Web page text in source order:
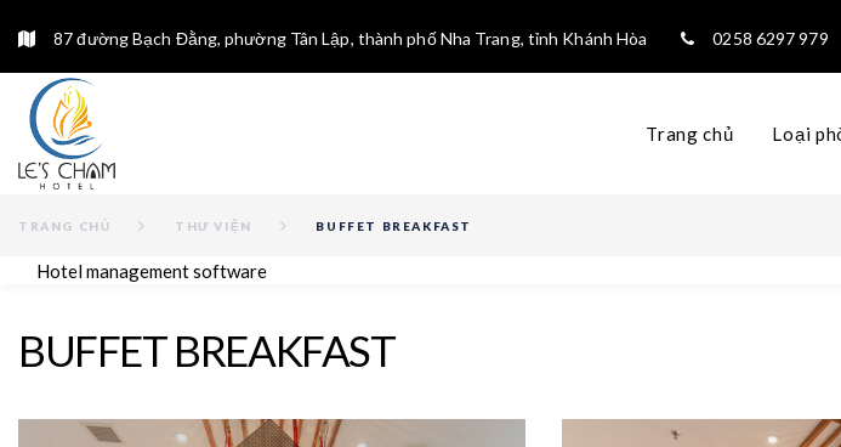
87 đường Bạch Đằng, phường Tân Lập, thành phố Nha Trang, tỉnh Khánh Hòa 0258 6297 979
Trang chủ Loại
TRANG CHỦ THƯ VIỆN BUFFET BREAKFAST
Hotel management software
BUFFET BREAKFAST